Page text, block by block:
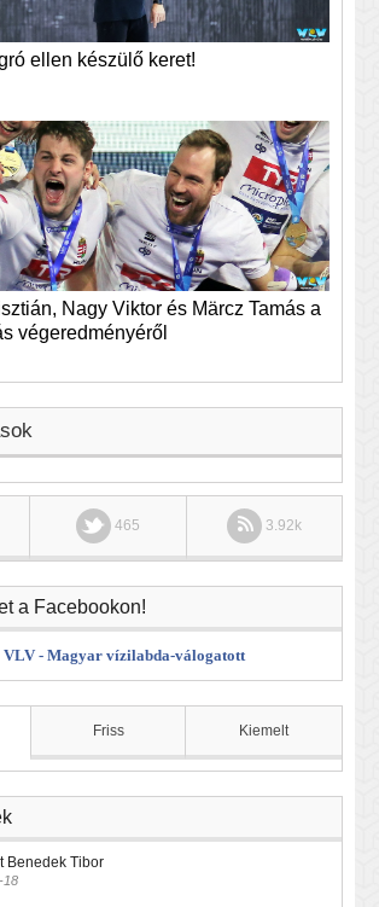
ellen készülő keret!
Nagy Viktor és Märcz Tamás a
végeredményéről
465 3.92k
a Facebookon!
VLV - Magyar vízilabda-válogatott
Friss Kiemelt
Benedek Tibor
18